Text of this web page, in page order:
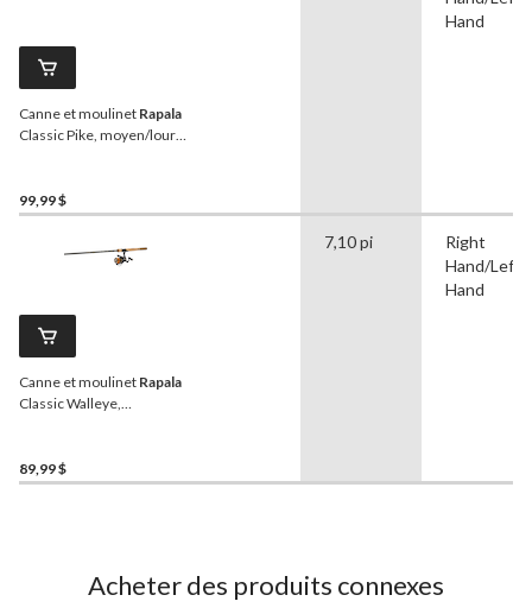
Canne et moulinet Rapala
Classic Pike, moyen/lourd,
99,99 $
Hand
Canne et moulinet Rapala
Classic Walleye,
89,99 $
7,10 pi
Right
Hand/Left
Hand
Acheter des produits connexes